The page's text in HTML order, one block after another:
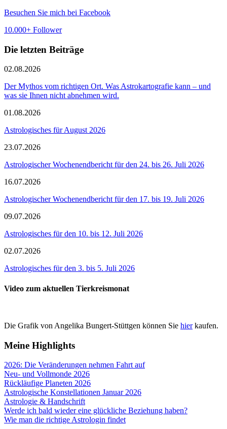
Besuchen Sie mich bei Facebook
10.000+ Follower
Die letzten Beiträge
02.08.2026
Der Mythos vom richtigen Ort. Was Astrokartografie kann – und
was sie Ihnen nicht abnehmen wird.
01.08.2026
Astrologisches für August 2026
23.07.2026
Astrologischer Wochenendbericht für den 24. bis 26. Juli 2026
16.07.2026
Astrologischer Wochenendbericht für den 17. bis 19. Juli 2026
09.07.2026
Astrologisches für den 10. bis 12. Juli 2026
02.07.2026
Astrologisches für den 3. bis 5. Juli 2026
Video zum aktuellen Tierkreismonat
Die Grafik von Angelika Bungert-Stüttgen können Sie hierkaufen.
Meine Highlights
2026: Die Veränderungen nehmen Fahrt auf
Neu- und Vollmonde 2026
Rückläufige Planeten 2026
Astrologische Konstellationen Januar 2026
Astrologie & Handschrift
Werde ich bald wieder eine glückliche Beziehung haben?
Wie man die richtige Astrologin findet